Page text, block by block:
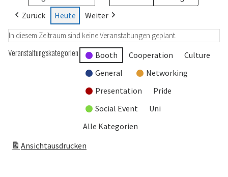
Zurück Heute Weiter
In diesem Zeitraum sind keine Veranstaltungen geplant.
Veranstaltungskategorien Booth Cooperation
Culture
General
Networking
Presentation
Pride
Social Event
Uni
Alle Kategorien
Ansichtausdrucken